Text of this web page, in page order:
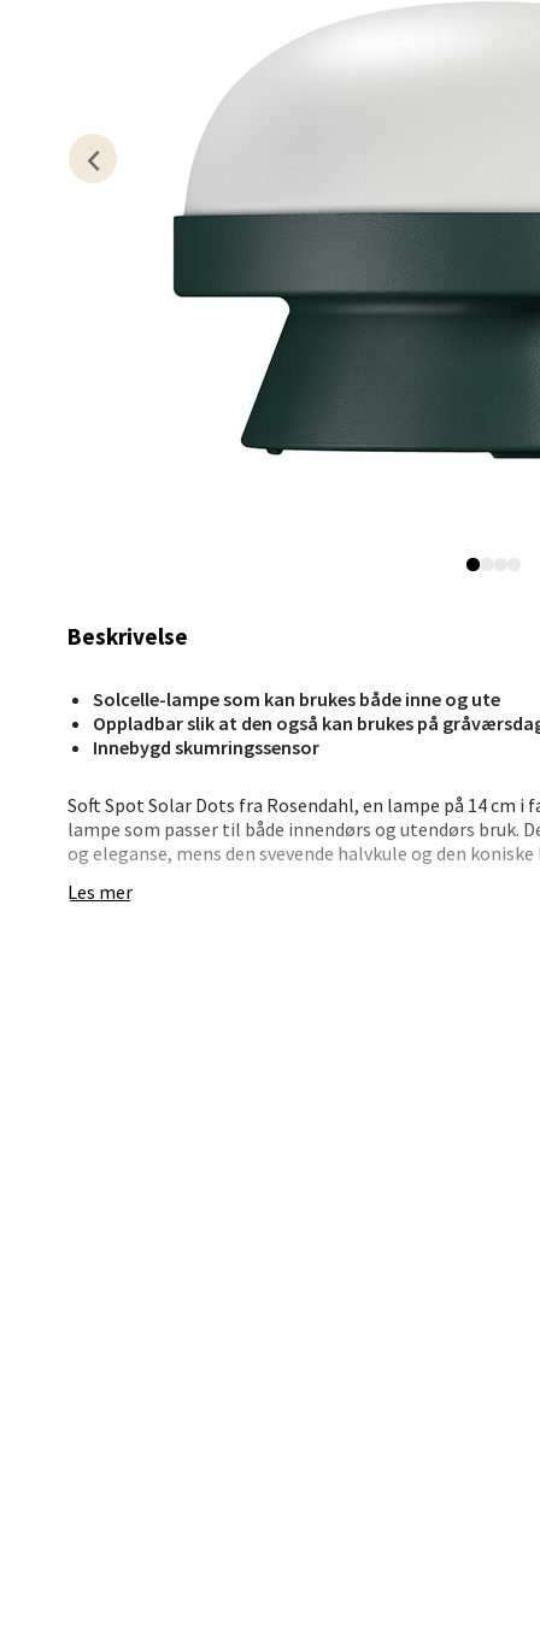
Beskrivelse
Solcelle-lampe som kan brukes både inne og ute
Oppladbar slik at den også kan brukes på
Innebygd skumringssensor
Soft Spot Solar Dots fra Rosendahl, en lampe på 14 cm
lampe som passer til både innendørs og utendørs bruk.
og eleganse, mens den svevende halvkule og den
Denne lampen lader seg selv med solens stråler via et
Les mer
Åpent
0 i
Åpent i